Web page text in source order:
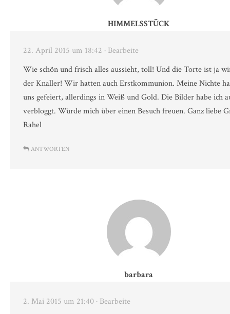
HIMMELSSTÜCK
22. April 2015 um 18:42 · Bearbeite
Wie schön und frisch alles aussieht, toll! Und die Torte ist ja
der Knaller! Wir hatten auch Erstkommunion. Meine Nichte
uns gefeiert, allerdings in Weiß und Gold. Die Bilder habe ich
verbloggt. Würde mich über einen Besuch freuen. Ganz liebe
Rahel
ANTWORTEN
barbara
2. Mai 2015 um 21:40 · Bearbeite